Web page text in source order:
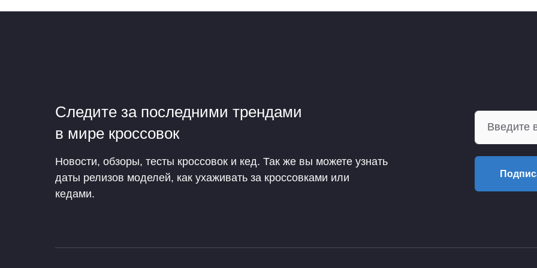
Следите за последними трендами
в мире кроссовок
Новости, обзоры, тесты кроссовок и кед. Так же вы можете узнать
даты релизов моделей, как ухаживать за кроссовками или
кедами.